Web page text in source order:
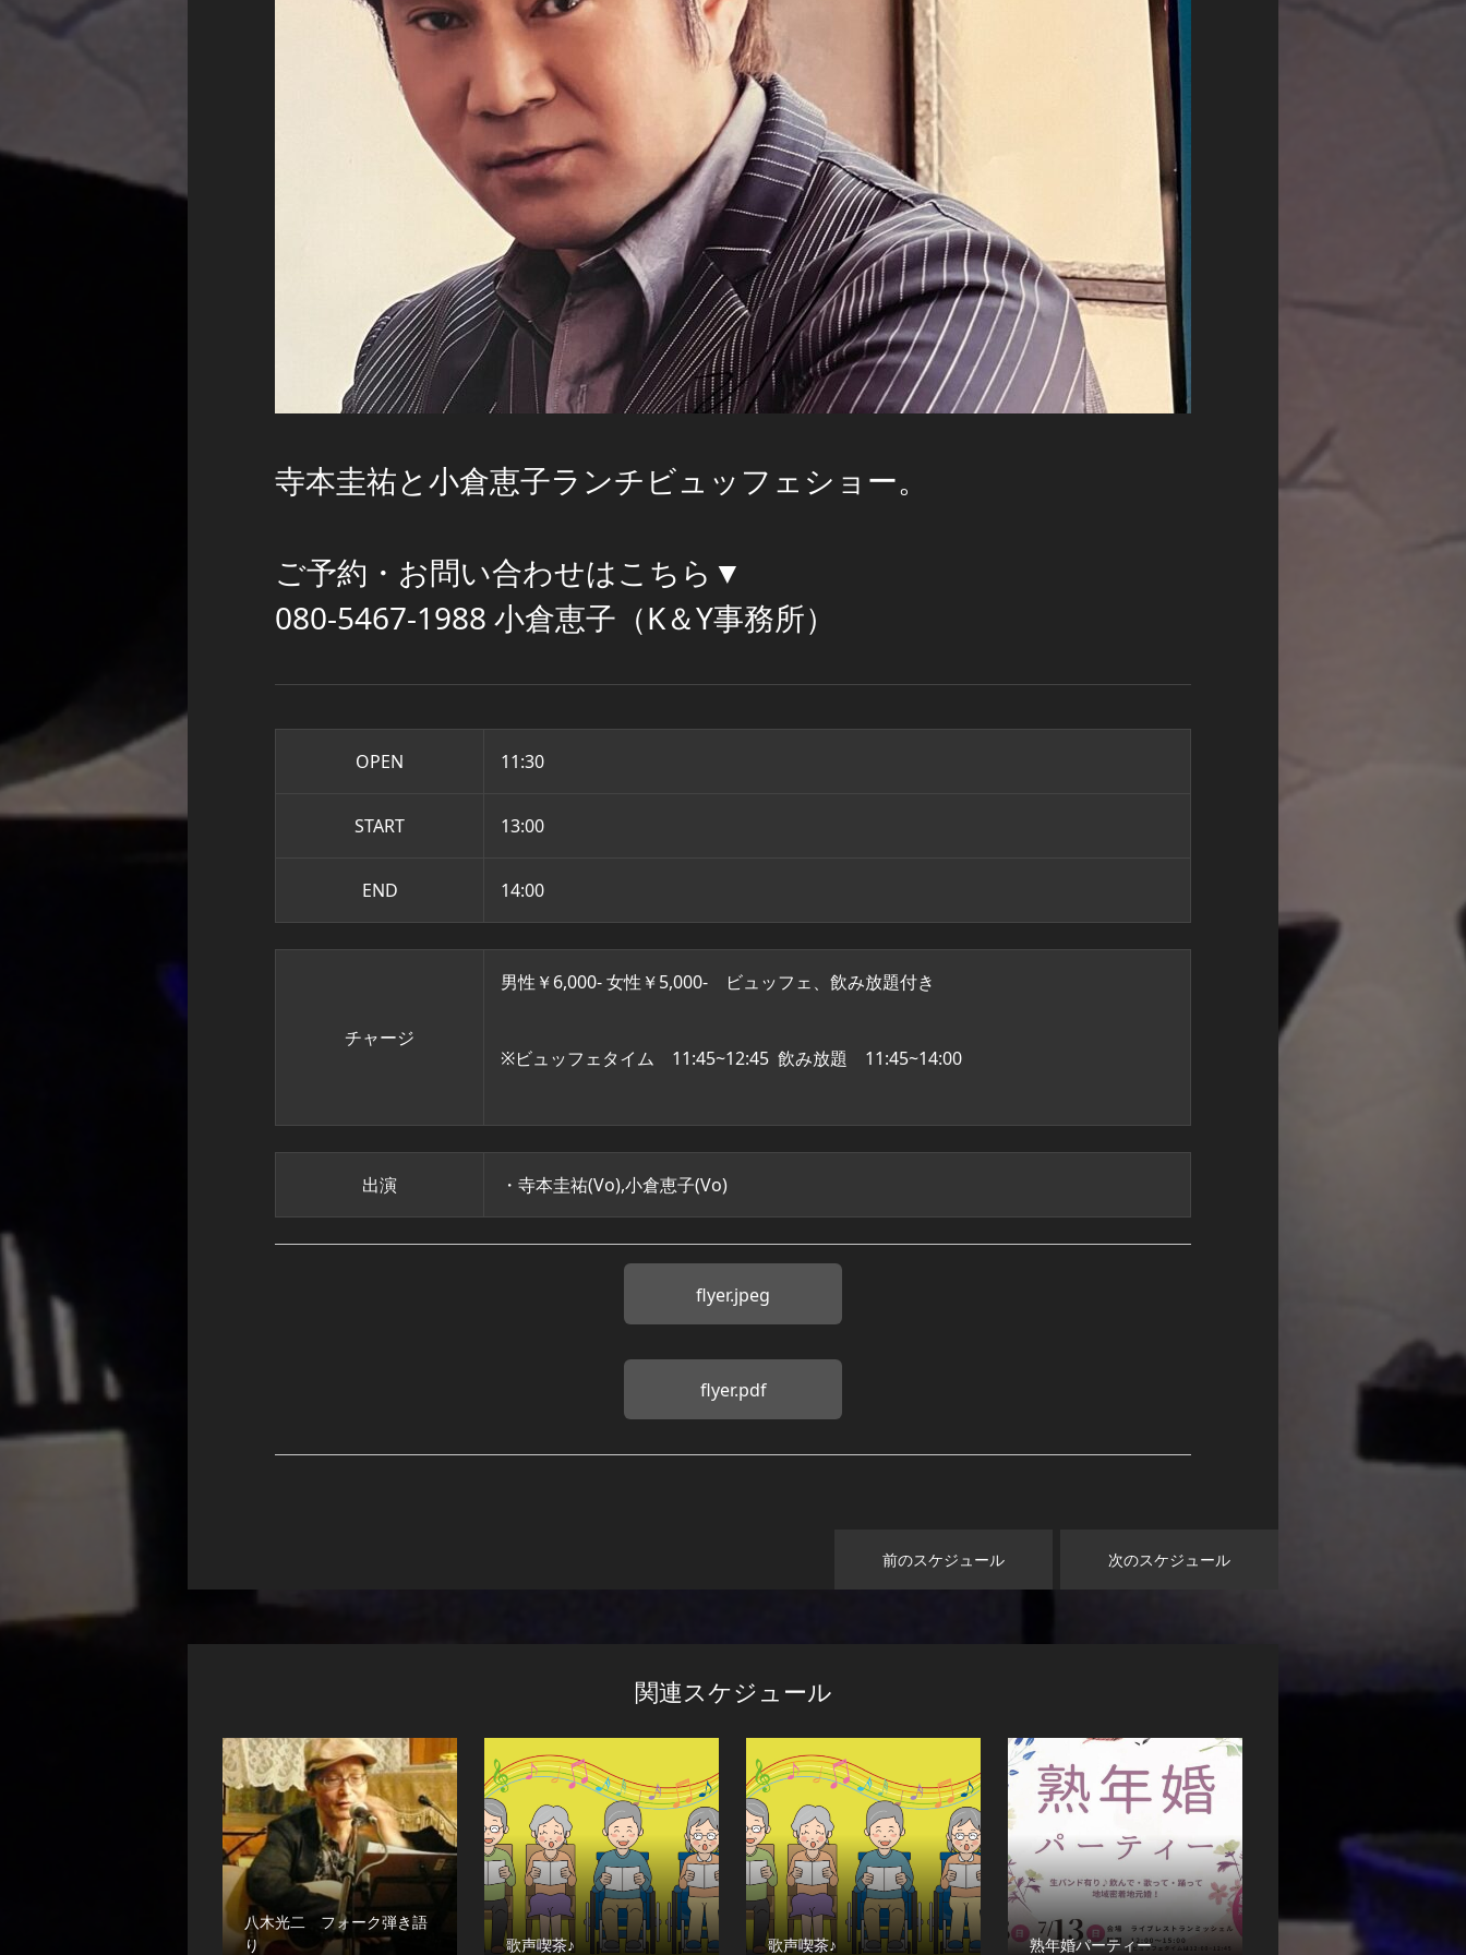
寺本圭祐と小倉恵子ランチビュッフェショー。
ご予約・お問い合わせはこちら▼
080-5467-1988 小倉恵子（K＆Y事務所）
OPEN 11:30
START 13:00
END 14:00
チャージ
男性￥6,000- 女性￥5,000- ビュッフェ、飲み放題付き
※ビュッフェタイム 11:45~12:45 飲み放題 11:45~14:00
出演 ・寺本圭祐(Vo),小倉恵子(Vo)
flyer.jpeg
flyer.pdf
前のスケジュール 次のスケジュール
関連スケジュール
八木光二 フォーク弾き語
り
歌声喫茶♪ 歌声喫茶♪ 熟年婚パーティー